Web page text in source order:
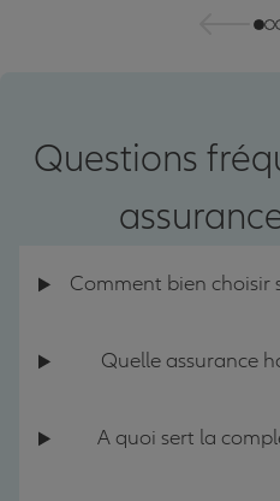
Questions
Comment bien choisir
Quelle assurance
A quoi sert la